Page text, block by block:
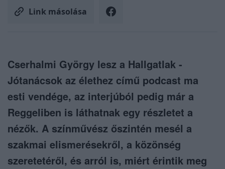
Link másolása
Cserhalmi György lesz a Hallgatlak -
Jótanácsok az élethez című podcast ma
esti vendége, az interjúból pedig már a
Reggeliben is láthatnak egy részletet a
nézők. A színművész őszintén mesél a
szakmai elismerésekről, a közönség
szeretetéről, és arról is, miért érintik meg